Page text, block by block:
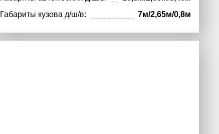
Габариты кузова д/ш/в:
7м/2,65м/0,8м